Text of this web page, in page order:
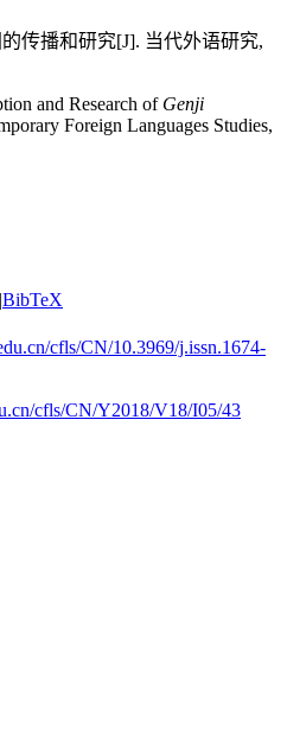
传播和研究[J]. 当代外语研究,
and Research of Genji
Foreign Languages Studies,
|BibTeX
cfls/CN/10.3969/j.issn.1674-
cfls/CN/Y2018/V18/I05/43